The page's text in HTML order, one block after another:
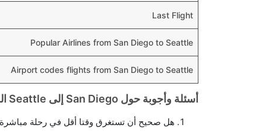
Last Flight
Popular Airlines from San Diego to Seattle
Airport codes flights from San Diego to Seattle
أسئلة وأجوبة حول San Diego إلى Seattle الرحلات الجوية
هل صحيح أن تستغرق وقتا أقل في رحلة مباشرة